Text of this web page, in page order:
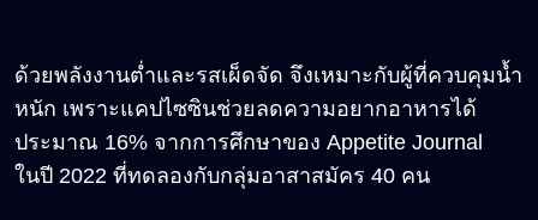
ด้วยพลังงานต่ำและรสเผ็ดจัด จึงเหมาะกับผู้ที่ควบคุมน้ำ
หนัก เพราะแคปไซซินช่วยลดความอยากอาหารได้
ประมาณ 16% จากการศึกษาของ Appetite Journal
ในปี 2022 ที่ทดลองกับกลุ่มอาสาสมัคร 40 คน